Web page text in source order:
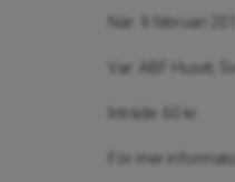
När: 9 februari
Var: ABF Huset,
Inträde: 60 kr
För mer